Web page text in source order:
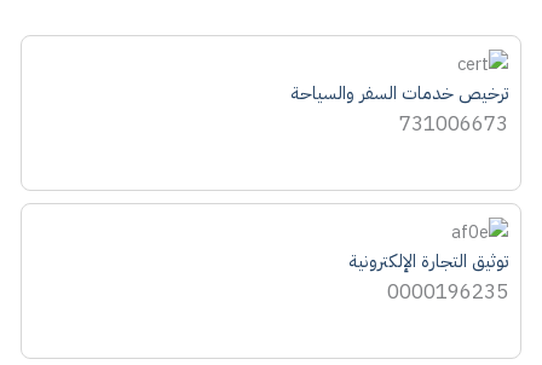
توثيق التجارة الإلكترونية
0000196235
ترخيص خدمات السفر والسياحة
731006673